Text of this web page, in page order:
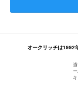
オークリッチは1992